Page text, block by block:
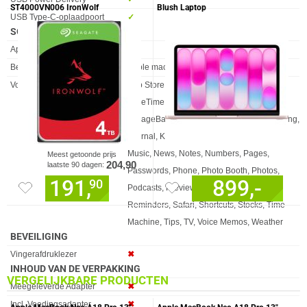
USB Type-C-oplaadpoort
✓︎
SOFTWARE
Eigenschap Waarde
Apple Intelligence
Besturingssysteem
Apple macOS
Voorgeïnstalleerde software
App Store, Books, Calendar, Contacts,
FaceTime, Find My, Freeform, Games,
GarageBand, Home, iMovie, iPhone Mirroring,
Journal, Keynote, Mail, Maps, Messages,
Music, News, Notes, Numbers, Pages,
Passwords, Phone, Photo Booth, Photos,
Podcasts, Preview, QuickTime Player,
Reminders, Safari, Shortcuts, Stocks, Time
Machine, Tips, TV, Voice Memos, Weather
BEVEILIGING
Eigenschap Waarde
Vingerafdruklezer ✖︎
INHOUD VAN DE VERPAKKING
Eigenschap Waarde
Meegeleverde Adapter
✖︎
Incl. Voedingsadapter
✖︎
ST4000VN006 IronWolf
Meest getoonde prijs
laatste 90 dagen: 204,90
191,90
Blush Laptop
899,-
VERGELIJKBARE PRODUCTEN